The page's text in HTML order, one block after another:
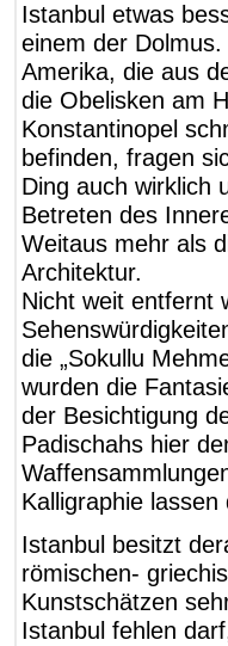
Istanbul etwas
einem der
Amerika, die aus
die Obelisken am
Konstantinopel
befinden, fragen
Ding auch wirklich
Betreten des
Weitaus mehr als
Architektur.
Nicht weit entfernt
die „Sokullu
wurden die
der Besichtigung
Padischahs hier
Kalligraphie
Istanbul besitzt
römischen-
Kunstschätzen
Istanbul fehlen